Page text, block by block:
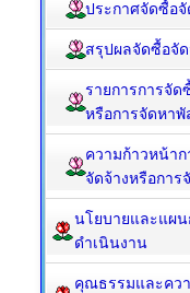
ประกาศจัดซื้อจั
สรุปผลจัดซื้อจัด
รายการการจัด
หรือการจัดหาพั
ความก้าวหน้า
จัดจ้างหรือการ
นโยบายและแผน
ดำเนินงาน
คุณธรรมและคว